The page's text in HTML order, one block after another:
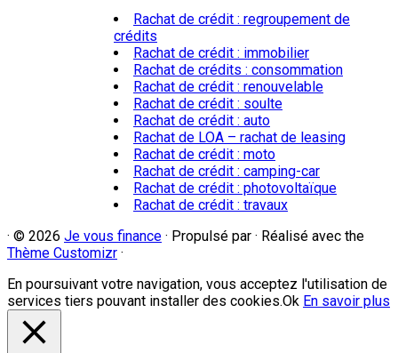
Rachat de crédit : regroupement de
crédits
Rachat de crédit : immobilier
Rachat de crédits : consommation
Rachat de crédit : renouvelable
Rachat de crédit : soulte
Rachat de crédit : auto
Rachat de LOA – rachat de leasing
Rachat de crédit : moto
Rachat de crédit : camping-car
Rachat de crédit : photovoltaïque
Rachat de crédit : travaux
· © 2026 Je vous finance · Propulsé par · Réalisé avec the
Thème Customizr ·
En poursuivant votre navigation, vous acceptez l'utilisation de
services tiers pouvant installer des cookies.Ok En savoir plus